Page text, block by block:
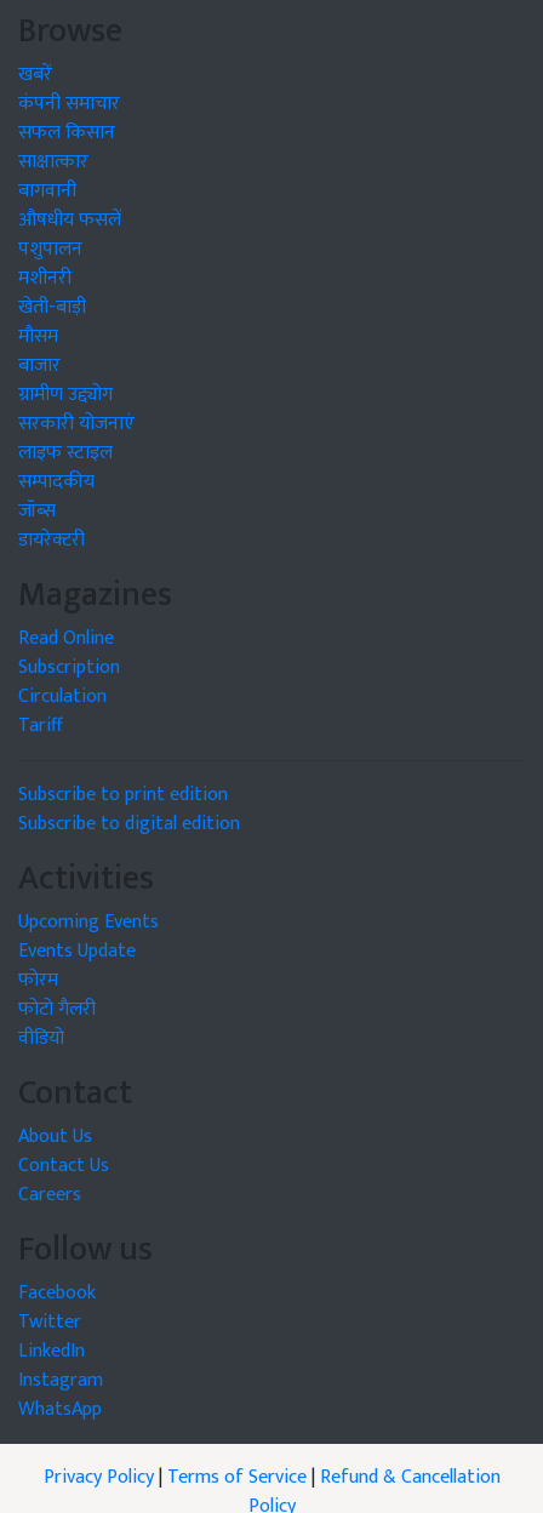
Browse
खबरें
कंपनी समाचार
सफल किसान
साक्षात्कार
बागवानी
औषधीय फसलें
पशुपालन
मशीनरी
खेती-बाड़ी
मौसम
बाजार
ग्रामीण उद्द्योग
सरकारी योजनाएं
लाइफ स्टाइल
सम्पादकीय
जॉब्स
डायरेक्टरी
Magazines
Read Online
Subscription
Circulation
Tariff
Subscribe to print edition
Subscribe to digital edition
Activities
Upcoming Events
Events Update
फोरम
फोटो गैलरी
वीडियो
Contact
About Us
Contact Us
Careers
Follow us
Facebook
Twitter
LinkedIn
Instagram
WhatsApp
Privacy Policy|Terms of Service|Refund & Cancellation
Policy